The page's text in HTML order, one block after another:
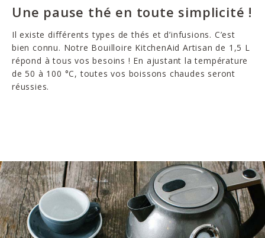
Une pause thé en toute simplicité !
Il existe différents types de thés et d’infusions. C’est
bien connu. Notre Bouilloire KitchenAid Artisan de 1,5 L
répond à tous vos besoins ! En ajustant la température
de 50 à 100 °C, toutes vos boissons chaudes seront
réussies.